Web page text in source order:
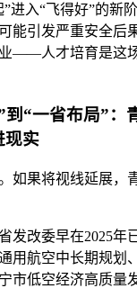
进入“飞得好”的新
能引发严重安全后
——人才培育是这
到“一省布局”：
现实
如果将视线延展，
发改委早在2025年
用航空中长期规划
市低空经济高质量